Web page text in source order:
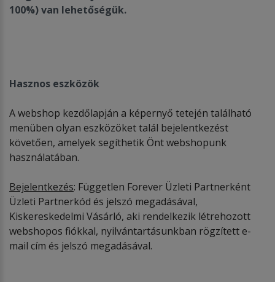
100%) van lehetőségük.
Hasznos eszközök
A webshop kezdőlapján a képernyő tetején található
menüben olyan eszközöket talál bejelentkezést
követően, amelyek segíthetik Önt webshopunk
használatában.
Bejelentkezés: Független Forever Üzleti Partnerként
Üzleti Partnerkód és jelszó megadásával,
Kiskereskedelmi Vásárló, aki rendelkezik létrehozott
webshopos fiókkal, nyilvántartásunkban rögzített e-
mail cím és jelszó megadásával.